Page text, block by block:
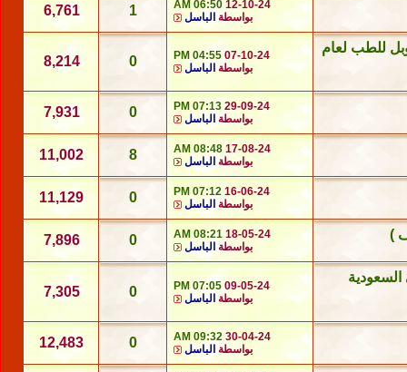
12-10-24
06:50 AM
بواسطة الباسل 1
6,761
للطب لعام 07-10-24
04:55 PM
بواسطة الباسل 0
8,214
29-09-24
07:13 PM
بواسطة الباسل 0
7,931
17-08-24
08:48 AM
بواسطة الباسل 8
11,002
16-06-24
07:12 PM
بواسطة الباسل 0
11,129
)
18-05-24
08:21 AM
بواسطة الباسل 0
7,896
09-05-24
07:05 PM
بواسطة الباسل 0
7,305
30-04-24
09:32 AM
بواسطة الباسل 0
12,483